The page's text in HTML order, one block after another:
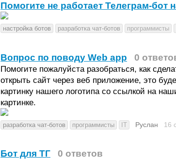
Помогите не работает Телеграм-бот
настройка ботов разработка чат-ботов программисты
Вопрос по поводу Web app 0
Помогите пожалуйста разобраться, как
открыть сайт через веб приложение, это
картинку нашего логотипа со ссылкой на
картинке.
разработка чат-ботов программисты IT Руслан 16
Бот для ТГ 0 ответов